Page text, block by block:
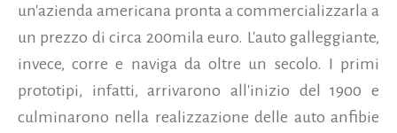
un'azienda americana pronta a commercializzarla a
un prezzo di circa 200mila euro. L'auto galleggiante,
invece, corre e naviga da oltre un secolo. I primi
prototipi, infatti, arrivarono all'inizio del 1900 e
culminarono nella realizzazione delle auto anfibie